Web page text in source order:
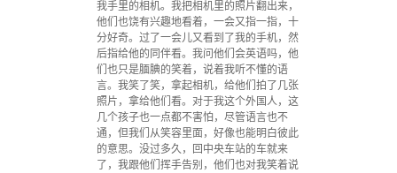
我手里的相机。我把相机里的照片翻出来，
他们也饶有兴趣地看着，一会又指一指，十
分好奇。过了一会儿又看到了我的手机，然
后指给他的同伴看。我问他们会英语吗，他
们也只是腼腆的笑着，说着我听不懂的语
言。我笑了笑，拿起相机，给他们拍了几张
照片，拿给他们看。对于我这个外国人，这
几个孩子也一点都不害怕，尽管语言也不
通，但我们从笑容里面，好像也能明白彼此
的意思。没过多久，回中央车站的车就来
了，我跟他们挥手告别，他们也对我笑着说